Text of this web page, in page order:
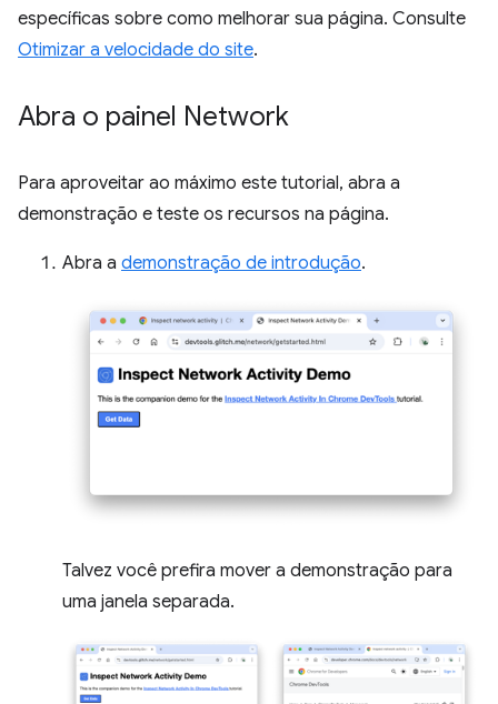
específicas sobre como melhorar sua página. Consulte
Otimizar a velocidade do site.
Abra o painel Network
Para aproveitar ao máximo este tutorial, abra a
demonstração e teste os recursos na página.
Abra a demonstração de introdução.
Talvez você prefira mover a demonstração para
uma janela separada.